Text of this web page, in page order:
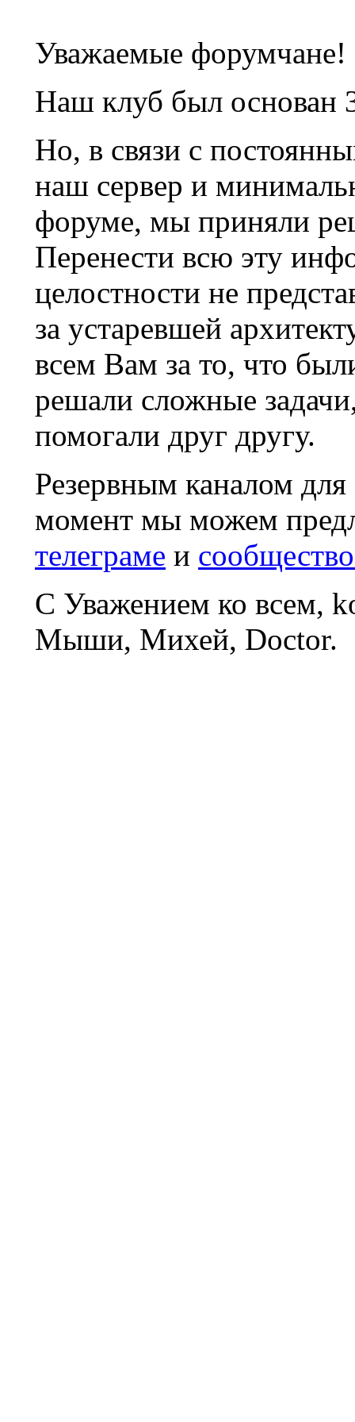
Уважаемые форумчане!
Наш клуб был основан
Но, в связи с
наш сервер и
форуме, мы приняли
Перенести всю эту
целостности не
за устаревшей
всем Вам за то, что
решали сложные
помогали друг другу.
Резервным каналом
момент мы можем
телеграме и
С Уважением ко всем,
Мыши, Михей, Doctor.